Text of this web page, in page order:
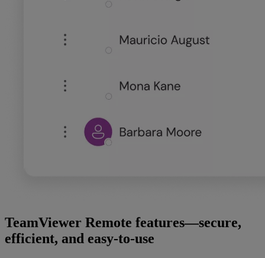
TeamViewer Remote features—secure,
efficient, and easy-to-use